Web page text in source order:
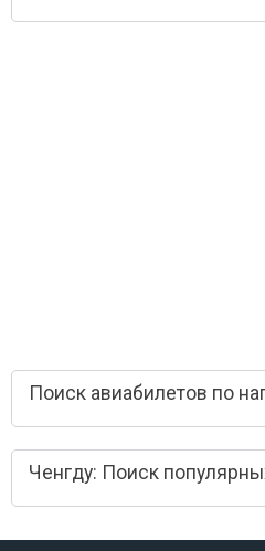
Поиск авиабилетов по
Ченгду: Поиск